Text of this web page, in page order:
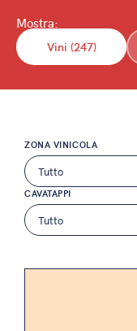
Mostra:
Vini (247)
ZONA VINICOLA
CAVATAPPI